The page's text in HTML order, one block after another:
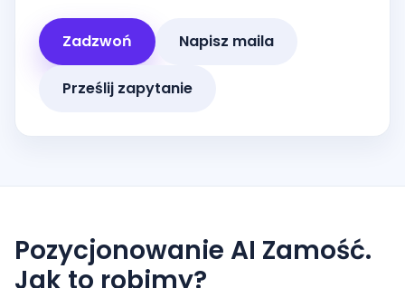
Zadzwoń Napisz maila
Prześlij zapytanie
Pozycjonowanie AI Zamość.
Jak to robimy?